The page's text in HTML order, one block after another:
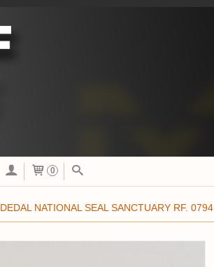
0
DEDAL NATIONAL SEAL SANCTUARY RF. 0794